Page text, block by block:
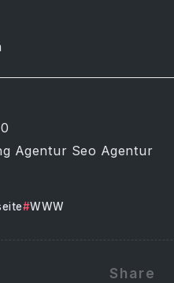
Agentur Seo Agentur
WWW
Share